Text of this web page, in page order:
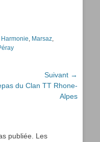
Harmonie, Marsaz,
Suivant →
du Clan TT Rhone-
Alpes
publiée.
Les